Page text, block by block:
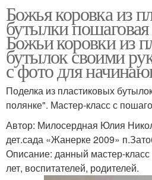
Божья коровка из
бутылки
Божьи коровки из
бутылок своими
с фото для
Поделка из пластиковых
полянке". Мастер-класс с
Автор: Милосердная Юлия
дет.сада «Жанерке 2009»
Описание: данный мастер-класс
лет, воспитателей, родителей.